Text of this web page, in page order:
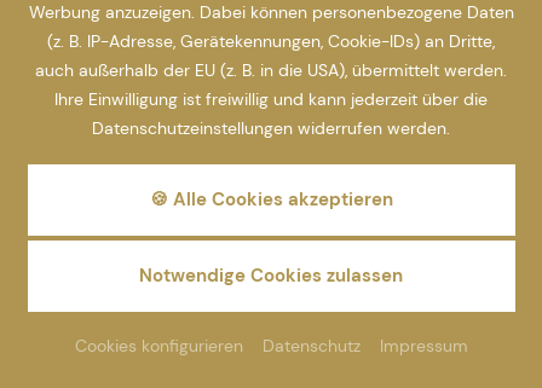
Werbung anzuzeigen. Dabei können personenbezogene Daten
(z. B. IP-Adresse, Gerätekennungen, Cookie-IDs) an Dritte,
auch außerhalb der EU (z. B. in die USA), übermittelt werden.
Ihre Einwilligung ist freiwillig und kann jederzeit über die
Datenschutzeinstellungen widerrufen werden.
🍪 Alle Cookies akzeptieren
Notwendige Cookies zulassen
Cookies konfigurieren Datenschutz Impressum